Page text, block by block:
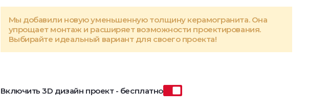
Мы добавили новую уменьшенную толщину керамогранита. Она
упрощает монтаж и расширяет возможности проектирования.
Выбирайте идеальный вариант для своего проекта!
Включить 3D дизайн проект - бесплатно